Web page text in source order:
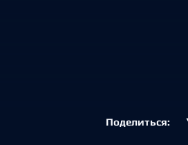
Поделиться: